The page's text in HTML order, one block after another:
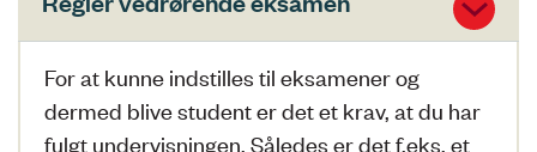
For at kunne indstilles til eksamener og
dermed blive student er det et krav, at du har
fulgt undervisningen. Således er det f.eks. et